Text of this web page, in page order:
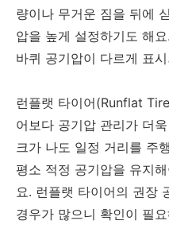
량이나 무거운 짐을 뒤에
압을 높게 설정하기도 해
바퀴 공기압이 다르게 표
런플랫 타이어(Runflat
어보다 공기압 관리가 더
크가 나도 일정 거리를 주
평소 적정 공기압을 유지
요. 런플랫 타이어의 권장
경우가 많으니 확인이 필